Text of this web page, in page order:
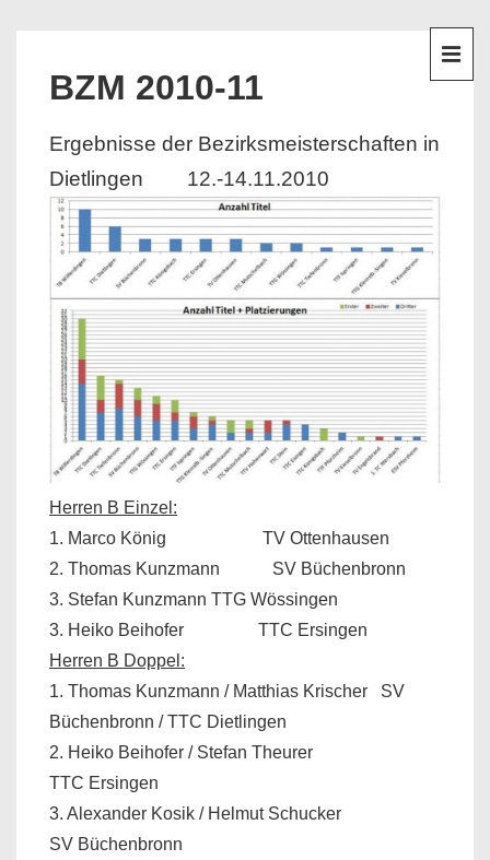
BZM 2010-11
Ergebnisse der Bezirksmeisterschaften in
Dietlingen
12.-14.11.2010
Herren B Einzel:
1. Marco König
TV Ottenhausen
2. Thomas Kunzmann
SV Büchenbronn
3. Stefan Kunzmann TTG Wössingen
3. Heiko Beihofer
TTC Ersingen
Herren B Doppel:
1. Thomas Kunzmann / Matthias Krischer
SV
Büchenbronn / TTC Dietlingen
2. Heiko Beihofer / Stefan Theurer
TTC Ersingen
3. Alexander Kosik / Helmut Schucker
SV Büchenbronn